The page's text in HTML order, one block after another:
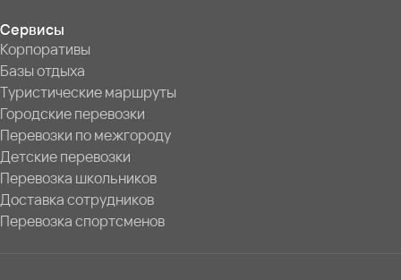
Сервисы
Корпоративы
Базы отдыха
Туристические маршруты
Городские перевозки
Перевозки по межгороду
Детские перевозки
Перевозка школьников
Доставка сотрудников
Перевозка спортсменов